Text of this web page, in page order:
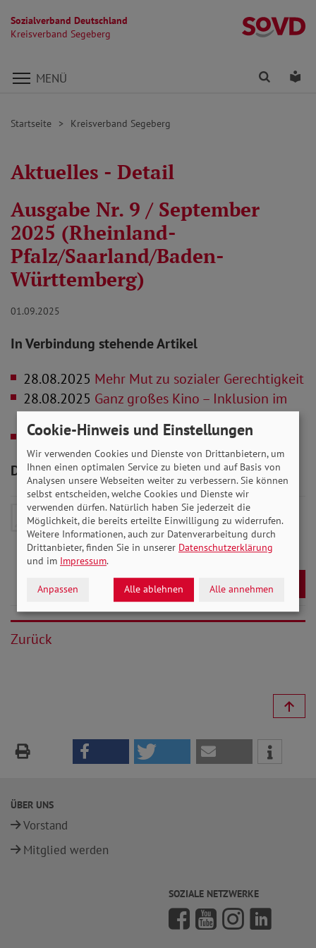
Sozialverband Deutschland
Kreisverband Segeberg
Direkt zu den Inhalten springen
MENÜ Finden
Startseite Kreisverband Segeberg
Aktuelles - Detail
Ausgabe Nr. 9 / September
2025 (Rheinland-
Pfalz/Saarland/Baden-
Württemberg)
01.09.2025
In Verbindung stehende Artikel
28.08.2025 Mehr Mut zu sozialer Gerechtigkeit
28.08.2025 Ganz großes Kino – Inklusion im
Film
28.08.2025„Eine Schule für Alle“ umsetzen
Downloads zum Artikel
25_09_Rheinland-
Pfalz_Saarland_Baden-
Wuerttemberg.pdf- 7 MB
Download
Zurück
ÜBER UNS
Vorstand
Mitglied werden
SOZIALE NETZWERKE
Cookie-Hinweis und Einstellungen
Wir verwenden Cookies und Dienste von Drittanbietern, um
Ihnen einen optimalen Service zu bieten und auf Basis von
Analysen unsere Webseiten weiter zu verbessern. Sie können
selbst entscheiden, welche Cookies und Dienste wir
verwenden dürfen. Natürlich haben Sie jederzeit die
Möglichkeit, die bereits erteilte Einwilligung zu widerrufen.
Weitere Informationen, auch zur Datenverarbeitung durch
Drittanbieter, finden Sie in unserer Datenschutzerklärung
und im Impressum.
Anpassen Alle ablehnen Alle annehmen